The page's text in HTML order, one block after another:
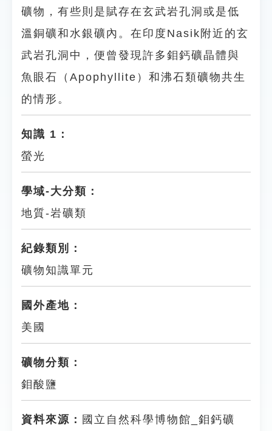
礦物，有些則是賦存在玄武岩孔洞或是低
溫銅礦和水銀礦內。在印度Nasik附近的玄
武岩孔洞中，便曾發現許多鉬鈣礦晶體與
魚眼石（Apophyllite）和沸石類礦物共生
的情形。
知識 1：
螢光
學域-大分類：
地質-岩礦類
紀錄類別：
礦物知識單元
國外產地：
美國
礦物分類：
鉬酸鹽
資料來源： 國立自然科學博物館_鉬鈣礦